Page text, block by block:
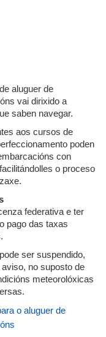
aluguer de
vai dirixido a
saben navegar.
aos cursos de
poden
con
o proceso
federativa e ter
pago das taxas
ser suspendido,
no suposto de
meteorolóxicas
o aluguer de